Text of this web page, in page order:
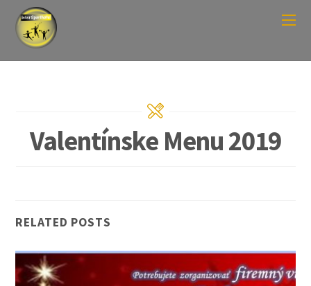
Valentínske Menu 2019
RELATED POSTS